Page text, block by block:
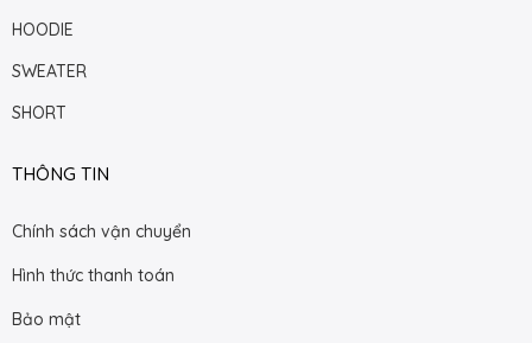
HOODIE
SWEATER
SHORT
THÔNG TIN
Chính sách vận chuyển
Hình thức thanh toán
Bảo mật